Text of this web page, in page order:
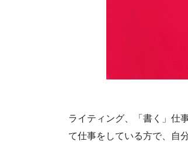
ライティング、「書く」仕
て仕事をしている方で、自